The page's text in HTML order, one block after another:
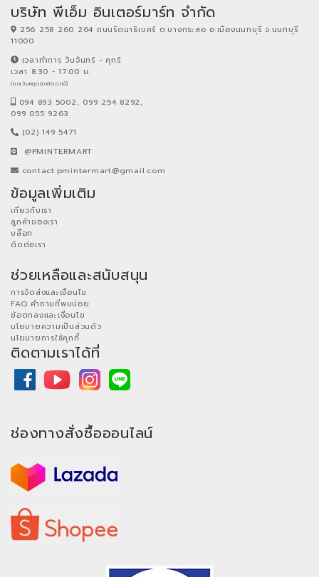
บริษัท พีเอ็ม อินเตอร์มาร์ท จำกัด
256 258 260 264 ถนนรัตนาธิเบศร์ ต.บางกระสอ อ.เมืองนนทบุรี จ.นนทบุรี
11000
เวลาทำการ วันจันทร์ - ศุกร์
เวลา 8:30 - 17:00 น.
(ยกเว้นหยุดนักขัตฤกษ์)
094 893 5002, 099 254 8292,
099 055 9263
(02) 149 5471
@PMINTERMART
contact.pmintermart@gmail.com
ข้อมูลเพิ่มเติม
เกี่ยวกับเรา
ลูกค้าของเรา
บล๊อก
ติดต่อเรา
ช่วยเหลือและสนับสนุน
การจัดส่งและเงื่อนไข
FAQ คำถามที่พบบ่อย
ข้อตกลงและเงื่อนไข
นโยบายความเป็นส่วนตัว
นโยบายการใช้คุกกี้
ติดตามเราได้ที่
ช่องทางสั่งซื้อออนไลน์